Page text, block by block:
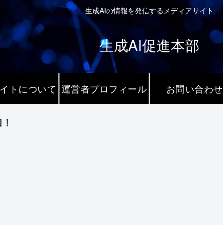
生成AIの情報を発信するメディアサイト
生成AI促進本部
トについて 運営者プロフィール お問い合わせ